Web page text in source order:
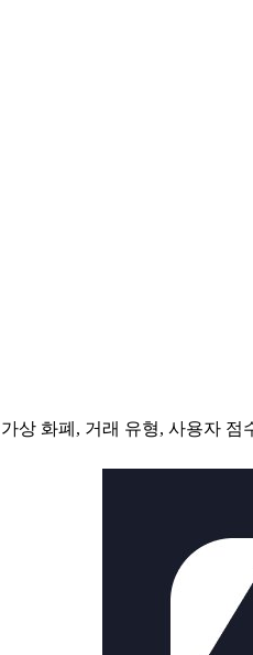
화폐, 거래 유형, 사용자